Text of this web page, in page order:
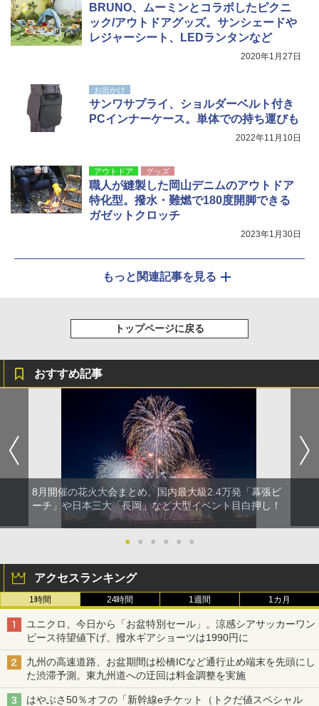
[キャンパーズコレクション 山善] 傘みたいに
広げるだけ パッとサッとテント キューブワ
イド ブラックコーティング フルクローズ メ
￥-
￥1,180
HYREKK 八角形タープ 防水タープ 3×4.5m
￥6,579
BRUNO、ムーミンとコラボしたピクニ
ック/アウトドアグッズ。サンシェードや
レジャーシート、LEDランタンなど
2020年1月27日
お出かけ
サンワサプライ、ショルダーベルト付き
PCインナーケース。単体での持ち運びも
2022年11月10日
アウトドア グッズ
職人が縫製した岡山デニムのアウトドア
特化型。撥水・難燃で180度開脚できる
ガゼットクロッチ
2023年1月30日
もっと関連記事を見る
トップページに戻る
おすすめ記事
8月開催の花火大会まとめ。国内最大級2.4万発「幕張ビ
ーチ」や日本三大「長岡」など大型イベント目白押し！
● ● ● ● ● ●
アクセスランキング
1時間 24時間 1週間 1カ月
ユニクロ、今日から「お盆特別セール」。涼感シアサッカーワン
ピース待望値下げ、撥水ギアショーツは1990円に
九州の高速道路、お盆期間は松橋ICなど通行止め端末を先頭にし
た渋滞予測。東九州道への迂回は料金調整を実施
はやぶさ50％オフの「新幹線eチケット（トクだ値スペシャル